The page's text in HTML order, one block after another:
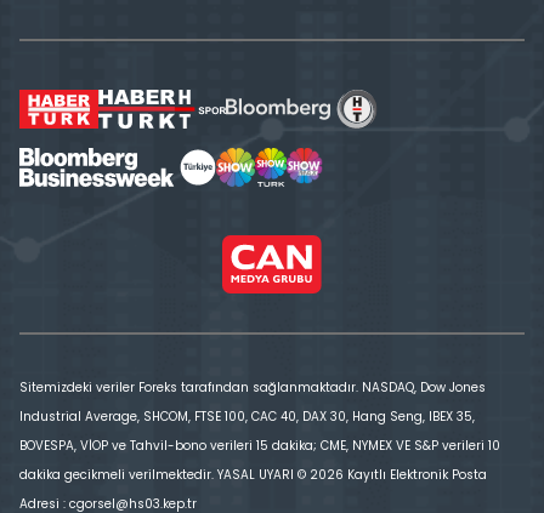
Sitemizdeki veriler Foreks tarafından sağlanmaktadır. NASDAQ, Dow Jones
Industrial Average, SHCOM, FTSE 100, CAC 40, DAX 30, Hang Seng, IBEX 35,
BOVESPA, VİOP ve Tahvil-bono verileri 15 dakika; CME, NYMEX VE S&P verileri 10
dakika gecikmeli verilmektedir. YASAL UYARI © 2026 Kayıtlı Elektronik Posta
Adresi : cgorsel@hs03.kep.tr